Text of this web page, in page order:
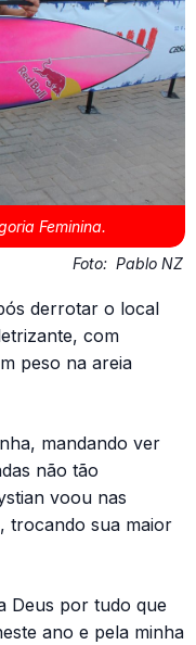
Feminina.
Foto: Pablo NZ
derrotar o local
com
peso na areia
mandando ver
não tão
voou nas
trocando sua maior
Deus por tudo que
ano e pela minha